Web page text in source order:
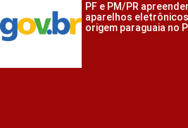
PF e PM/PR
aparelhos
origem paraguaia no